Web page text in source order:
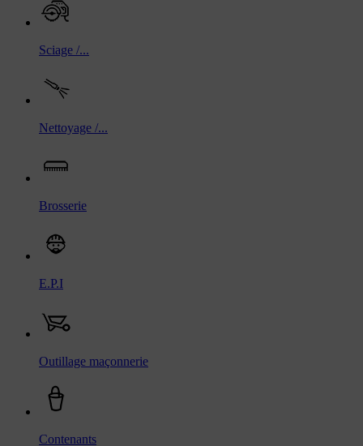
Sciage /...
Nettoyage /...
Brosserie
E.P.I
Outillage maçonnerie
Contenants